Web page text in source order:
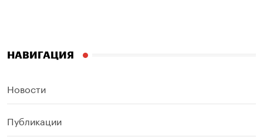
НАВИГАЦИЯ
Новости
Публикации